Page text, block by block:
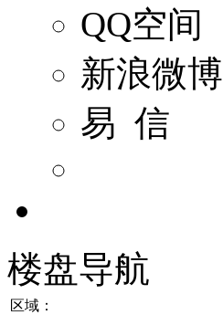
QQ空间
新浪微博
易 信
楼盘导航
区域：